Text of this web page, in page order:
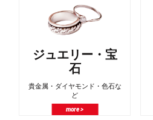
ジュエリー・宝
石
貴金属・ダイヤモンド・色石な
ど
more >